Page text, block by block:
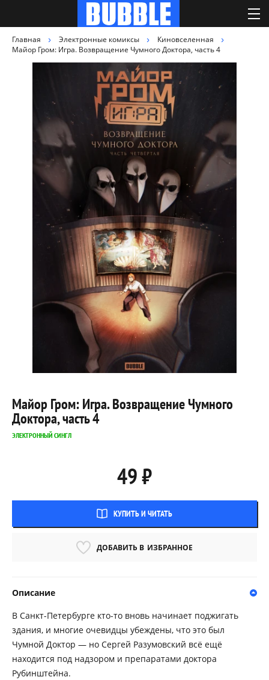
Главная Электронные комиксы
Киновселенная
Майор Гром: Игра. Возвращение Чумного Доктора, часть 4
Майор Гром: Игра. Возвращение Чумного
Доктора, часть 4
ЭЛЕКТРОННЫЙ СИНГЛ
49 ₽
КУПИТЬ И ЧИТАТЬ
ДОБАВИТЬ В ИЗБРАННОЕ
Описание
В Санкт-Петербурге кто-то вновь начинает поджигать
здания, и многие очевидцы убеждены, что это был
Чумной Доктор — но Сергей Разумовский всё ещё
находится под надзором и препаратами доктора
Рубинштейна.